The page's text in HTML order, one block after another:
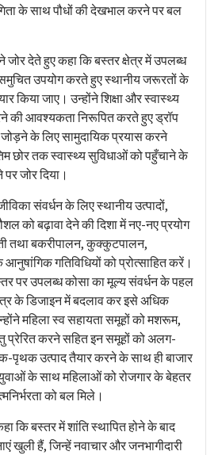
के साथ पौधों की देखभाल करने पर बल
देते हुए कहा कि बस्तर क्षेत्र में उपलब्ध
उपयोग करते हुए स्थानीय जरूरतों के
किया जाए। उन्होंने शिक्षा और स्वास्थ्य
आवश्यकता निरूपित करते हुए ड्रॉप
के लिए सामुदायिक प्रयास करने
छोर तक स्वास्थ्य सुविधाओं को पहुँचाने के
जोर दिया।
संवर्धन के लिए स्थानीय उत्पादों,
को बढ़ावा देने की दिशा में नए-नए प्रयोग
तथा बकरीपालन, कुक्कुटपालन,
गतिविधियों को प्रोत्साहित करें।
पर उपलब्ध कोसा का मूल्य संवर्धन के पहल
के डिजाइन में बदलाव कर इसे अधिक
महिला स्व सहायता समूहों को मशरूम,
प्रेरित करने सहित इन समूहों को अलग-
उत्पाद तैयार करने के साथ ही बाजार
के साथ महिलाओं को रोजगार के बेहतर
को बल मिले।
कि बस्तर में शांति स्थापित होने के बाद
खुली हैं, जिन्हें नवाचार और जनभागीदारी